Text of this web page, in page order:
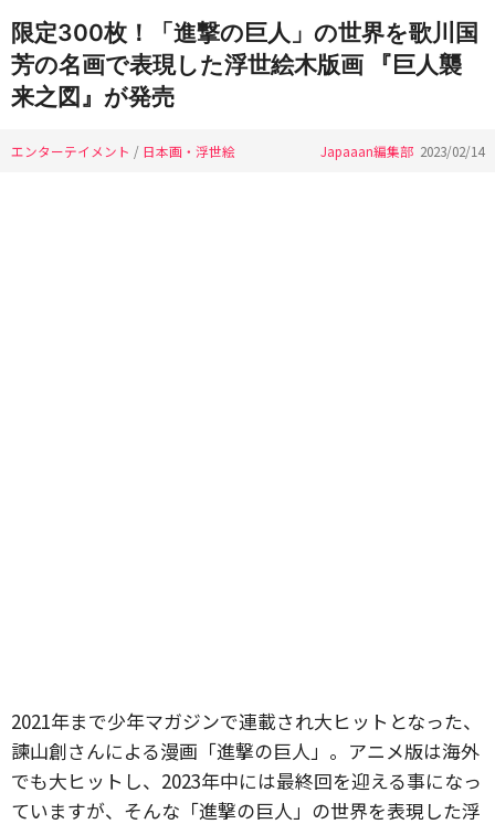
限定300枚！「進撃の巨人」の世界を歌川国
芳の名画で表現した浮世絵木版画 『巨人襲
来之図』が発売
エンターテイメント / 日本画・浮世絵 Japaaan編集部 2023/02/14
2021年まで少年マガジンで連載され大ヒットとなった、
諫山創さんによる漫画「進撃の巨人」。アニメ版は海外
でも大ヒットし、2023年中には最終回を迎える事になっ
ていますが、そんな「進撃の巨人」の世界を表現した浮